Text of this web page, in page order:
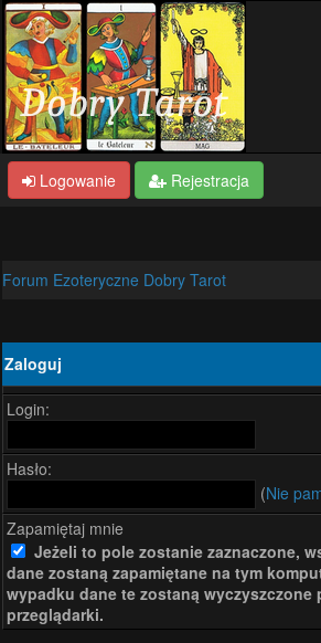
Logowanie Rejestracja
Forum Ezoteryczne Dobry Tarot
Zaloguj
Login:
Hasło:
(Nie
Zapamiętaj mnie
Jeżeli to pole zostanie zaznaczone,
dane zostaną zapamiętane na tym
wypadku dane te zostaną wyczyszczone
przeglądarki.